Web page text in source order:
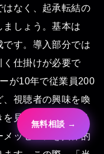
はなく、起承転結の
しょう。基本は
す。導入部分では
く仕掛けが必要で
が10年で従業員200
視聴者の興味を喚
見てもらいやすく
ッセージを具体的
無料相談 →